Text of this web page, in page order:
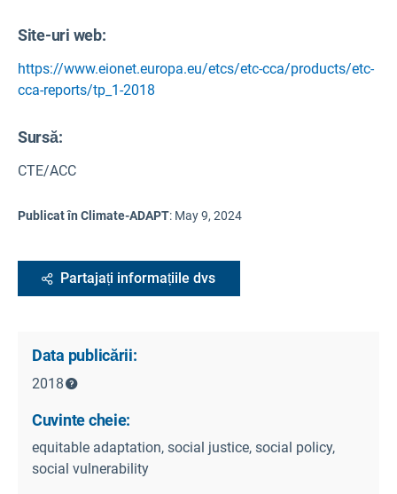
Site-uri web:
https://www.eionet.europa.eu/etcs/etc-cca/products/etc-
cca-reports/tp_1-2018
Sursă:
CTE/ACC
Publicat în Climate-ADAPT: May 9, 2024
Partajați informațiile dvs
Data publicării:
2018
Cuvinte cheie:
equitable adaptation, social justice, social policy,
social vulnerability